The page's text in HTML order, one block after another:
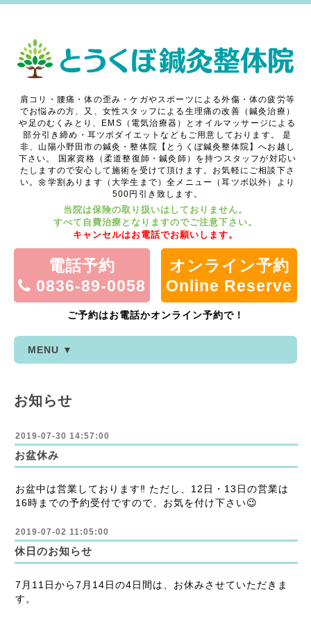
肩コリ・腰痛・体の歪み・ケガやスポーツによる外傷・体の疲労等
でお悩みの方、又、女性スタッフによる生理痛の改善（鍼灸治療）
や足のむくみとり、EMS（電気治療器）とオイルマッサージによる
部分引き締め・耳ツボダイエットなどもご用意しております。
是
非、山陽小野田市の鍼灸・整体院【とうくぼ鍼灸整体院】へお越し
下さい。
国家資格（柔道整復師・鍼灸師）を持つスタッフが対応い
たしますので安心して施術を受けて頂けます。お気軽にご相談下さ
い。🌼学割あります（大学生まで）全メニュー（耳ツボ以外）より
500円引き致します。
当院は保険の取り扱いはしておりません。
すべて自費治療となりますのでご注意下さい。
キャンセルはお電話でお願いします。
電話予約
0836-89-0058
オンライン予約
Online Reserve
ご予約はお電話かオンライン予約で！
MENU ▼
お知らせ
2019-07-30 14:57:00
お盆休み
お盆中は営業しております‼️ ただし、12日・13日の営業は
16時までの予約受付ですので、お気を付け下さい😉
2019-07-02 11:05:00
休日のお知らせ
7月11日から7月14日の4日間は、お休みさせていただきま
す。